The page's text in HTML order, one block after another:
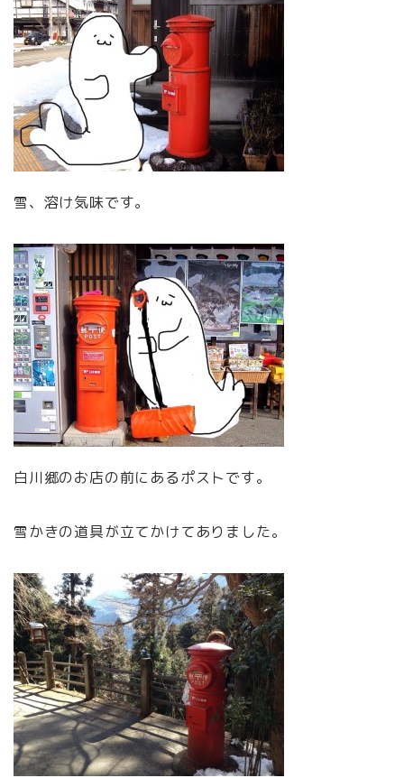
雪、溶け気味です。
白川郷のお店の前にあるポストです。
雪かきの道具が立てかけてありました。